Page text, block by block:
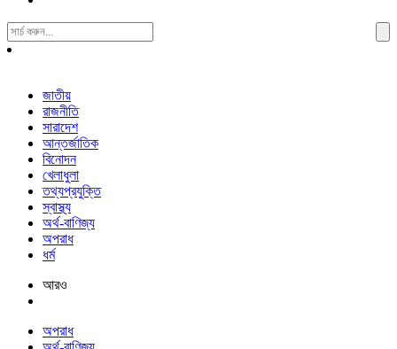
Search
For:
জাতীয়
রাজনীতি
সারাদেশ
আন্তর্জাতিক
বিনোদন
খেলাধুলা
তথ্যপ্রযুক্তি
স্বাস্থ্য
অর্থ-বাণিজ্য
অপরাধ
ধর্ম
আরও
অপরাধ